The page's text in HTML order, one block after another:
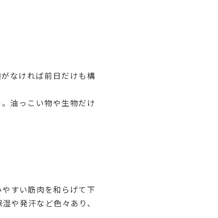
なければ前日だけも構
油っこい物や生物だけ
すい筋肉を和らげて下
や発汗など色々あり、